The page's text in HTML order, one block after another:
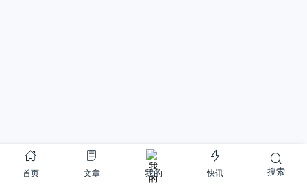
首页 文章 我的 快讯 搜索